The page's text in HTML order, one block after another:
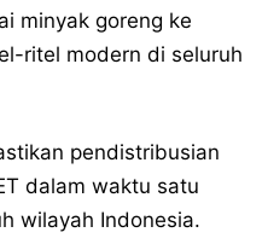
minyak goreng ke
ritel modern di seluruh
pendistribusian
dalam waktu satu
wilayah Indonesia.